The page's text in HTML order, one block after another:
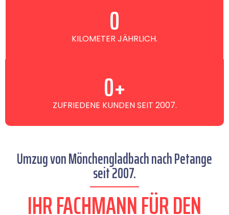
KILOMETER JÄHRLICH.
0
ZUFRIEDENE KUNDEN SEIT 2007.
0+
Umzug von Mönchengladbach nach Petange
seit 2007.
IHR FACHMANN FÜR DEN